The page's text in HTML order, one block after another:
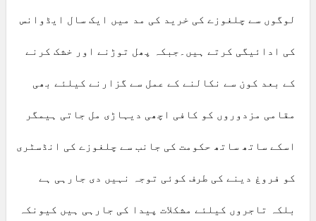
لوگوں سے چلغوزے کی خرید کی مد میں ایک سال ایڈوانس
کی ادائیگی کرتے ہیں۔جبکہ پھل توڑنے اور خشک کرنے
کے بعد کون سے نکالنے کے عمل سے گزارنے کیلئے بھی
مقامی مزدوروں کو کافی اچھی دیہاڑی مل جاتی ہیمگر
اسکے ساتھ ساتھ حکومت کی جانب سے چلغوزے کی انڈسٹری
کو فروغ دینے کی طرف کوئی توجہ نہیں دی جارہی ہے
بلکہ تاجروں کیلئے مشکلات پیدا کی جارہی ہیں کیونکہ